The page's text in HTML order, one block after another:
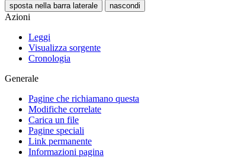
sposta nella barra laterale nascondi
Azioni
Leggi
Visualizza sorgente
Cronologia
Generale
Pagine che richiamano questa
Modifiche correlate
Carica un file
Pagine speciali
Link permanente
Informazioni pagina